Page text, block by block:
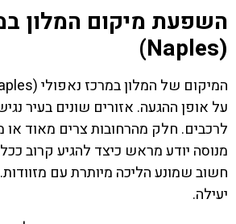
השפעת מיקום המלון
(Naples)
על אופן ההגעה. אזורים שונים בעיר
לרכבים. חלק מהרחובות צרים מאוד או
מנוסה יודע מראש כיצד להגיע קרוב
חשוב שמונע הליכה מיותרת עם
יעילה.